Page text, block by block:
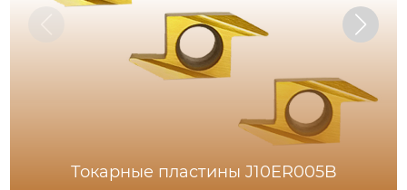
Токарные пластины J10ER005B